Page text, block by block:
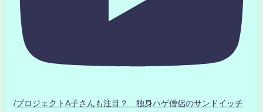
/プロジェクトA子さんも注目？ 独身ハゲ僧侶のサンドイッチ